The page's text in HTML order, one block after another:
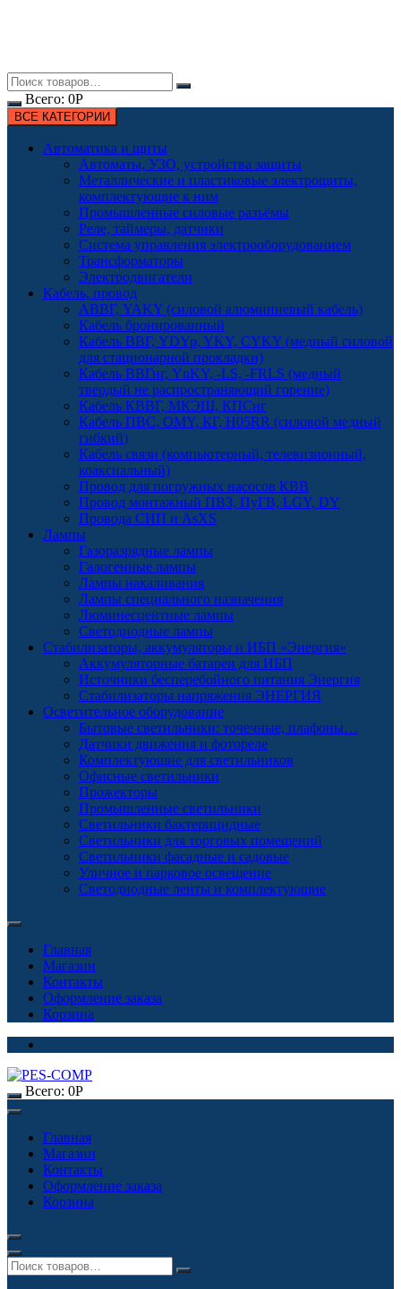
Всего: 0Р
ВСЕ КАТЕГОРИИ
Автоматика и щиты
Автоматы, УЗО, устройства защиты
Металлические и пластиковые электрощиты,
комплектующие к ним
Промышленные силовые разъёмы
Реле, таймеры, датчики
Система управления электрооборудованием
Трансформаторы
Электродвигатели
Кабель, провод
АВВГ, YAKY (силовой алюминиевый кабель)
Кабель бронированный
Кабель ВВГ, YDYp, YKY, CYKY (медный силовой
для стационарной прокладки)
Кабель ВВГнг, YnKY, -LS, -FRLS (медный
твердый не распространяющий горение)
Кабель КВВГ, МКЭШ, КПСнг
Кабель ПВС, OMY, КГ, H05RR (силовой медный
гибкий)
Кабель связи (компьютерный, телевизионный,
коаксиальный)
Провод для погружных насосов КВВ
Провод монтажный ПВЗ, ПуГВ, LGY, DY
Провода СИП и AsXS
Лампы
Газоразрядные лампы
Галогенные лампы
Лампы накаливания
Лампы специального назначения
Люминесцентные лампы
Светодиодные лампы
Стабилизаторы, аккумуляторы и ИБП «Энергия»
Аккумуляторные батареи для ИБП
Источники бесперебойного питания Энергия
Стабилизаторы напряжения ЭНЕРГИЯ
Осветительное оборудование
Бытовые светильники: точечные, плафоны…
Датчики движения и фотореле
Комплектующие для светильников
Офисные светильники
Прожекторы
Промышленные светильники
Светильники бактерицидные
Светильники для торговых помещений
Светильники фасадные и садовые
Уличное и парковое освещение
Светодиодные ленты и комплектующие
Главная
Магазин
Контакты
Оформление заказа
Корзина
Всего: 0Р
Главная
Магазин
Контакты
Оформление заказа
Корзина